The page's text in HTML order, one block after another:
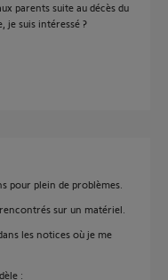
parents suite au décès du
je suis intéressé ?
pour plein de problèmes.
sur un matériel.
les notices où je me
: